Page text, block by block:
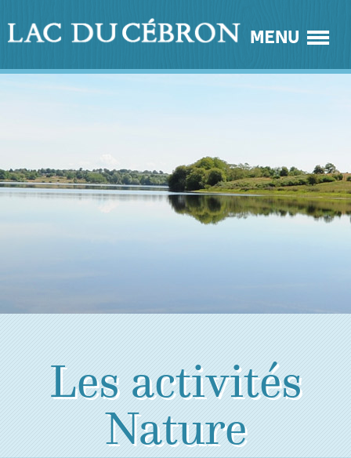
Les activités
Nature